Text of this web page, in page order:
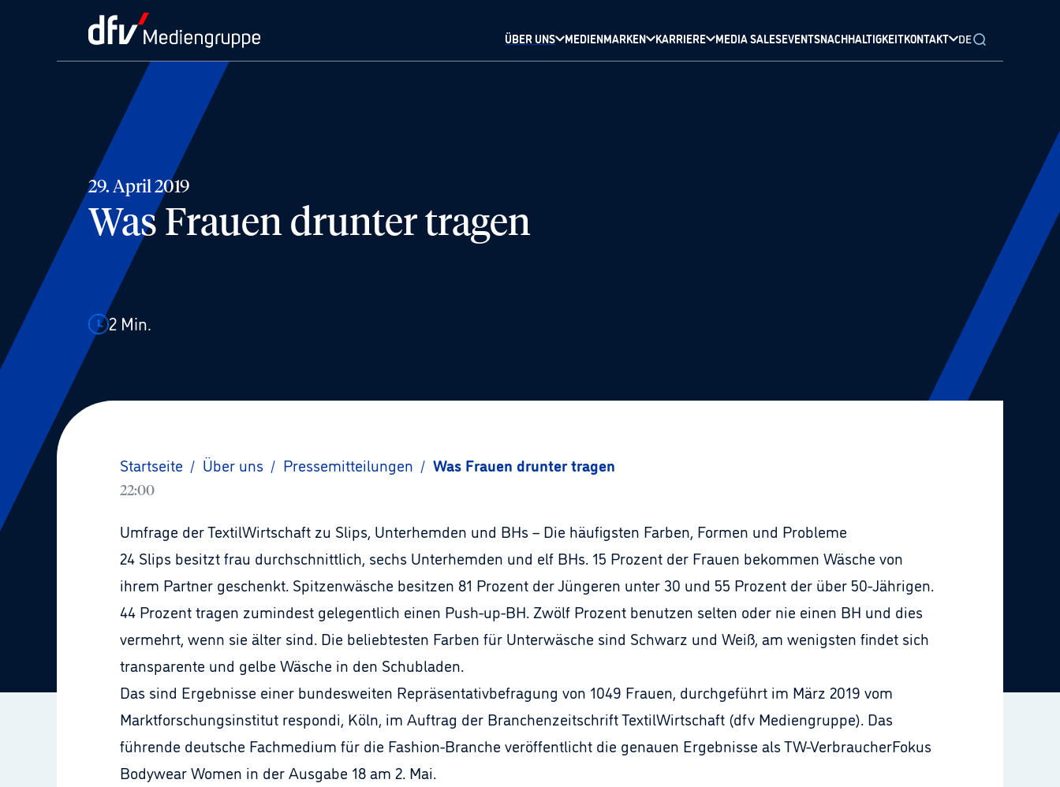
ÜBER UNS MEDIENMARKEN KARRIERE MEDIA SALESEVENTSNACHHALTIGKEITKONTAKT DE
29. April 2019
Was Frauen drunter tragen
2 Min.
Startseite / Über uns / Pressemitteilungen / Was Frauen drunter tragen
22:00
Umfrage der TextilWirtschaft zu Slips, Unterhemden und BHs – Die häufigsten Farben, Formen und Probleme
24 Slips besitzt frau durchschnittlich, sechs Unterhemden und elf BHs. 15 Prozent der Frauen bekommen Wäsche von
ihrem Partner geschenkt. Spitzenwäsche besitzen 81 Prozent der Jüngeren unter 30 und 55 Prozent der über 50-Jährigen.
44 Prozent tragen zumindest gelegentlich einen Push-up-BH. Zwölf Prozent benutzen selten oder nie einen BH und dies
vermehrt, wenn sie älter sind. Die beliebtesten Farben für Unterwäsche sind Schwarz und Weiß, am wenigsten findet sich
transparente und gelbe Wäsche in den Schubladen.
Das sind Ergebnisse einer bundesweiten Repräsentativbefragung von 1049 Frauen, durchgeführt im März 2019 vom
Marktforschungsinstitut respondi, Köln, im Auftrag der Branchenzeitschrift TextilWirtschaft (dfv Mediengruppe). Das
führende deutsche Fachmedium für die Fashion-Branche veröffentlicht die genauen Ergebnisse als TW-VerbraucherFokus
Bodywear Women in der Ausgabe 18 am 2. Mai.